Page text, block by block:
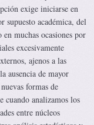
exige iniciarse en
supuesto académica, del
muchas ocasiones por
excesivamente
ajenos a las
ausencia de mayor
formas de
cuando analizamos los
entre núcleos